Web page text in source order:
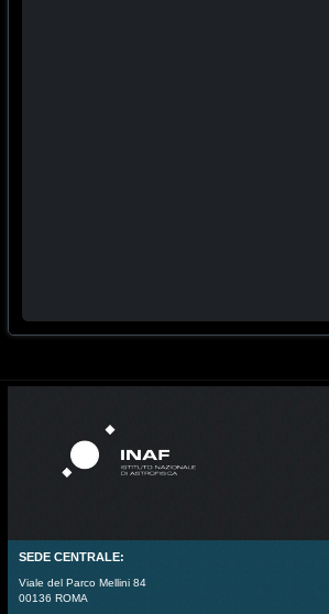
SEDE CENTRALE:
Viale del Parco Mellini 84
00136 ROMA